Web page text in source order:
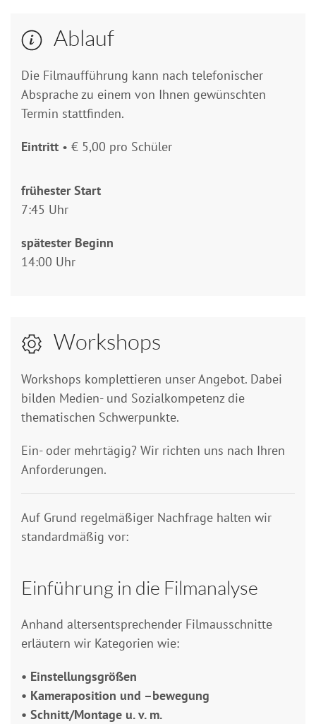
Ablauf
Die Filmaufführung kann nach telefonischer
Absprache zu einem von Ihnen gewünschten
Termin stattfinden.
Eintritt • € 5,00 pro Schüler
frühester Start
7:45 Uhr
spätester Beginn
14:00 Uhr
Workshops
Workshops komplettieren unser Angebot. Dabei
bilden Medien- und Sozialkompetenz die
thematischen Schwerpunkte.
Ein- oder mehrtägig? Wir richten uns nach Ihren
Anforderungen.
Auf Grund regelmäßiger Nachfrage halten wir
standardmäßig vor:
Einführung in die Filmanalyse
Anhand altersentsprechender Filmausschnitte
erläutern wir Kategorien wie:
• Einstellungsgrößen
• Kameraposition und –bewegung
• Schnitt/Montage u. v. m.